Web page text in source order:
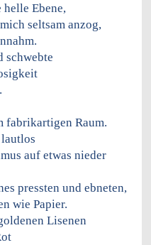
Ebene,
seltsam anzog,
schwebte
fabrikartigen Raum.
auf etwas nieder
pressten und ebneten,
wie Papier.
Lisenen